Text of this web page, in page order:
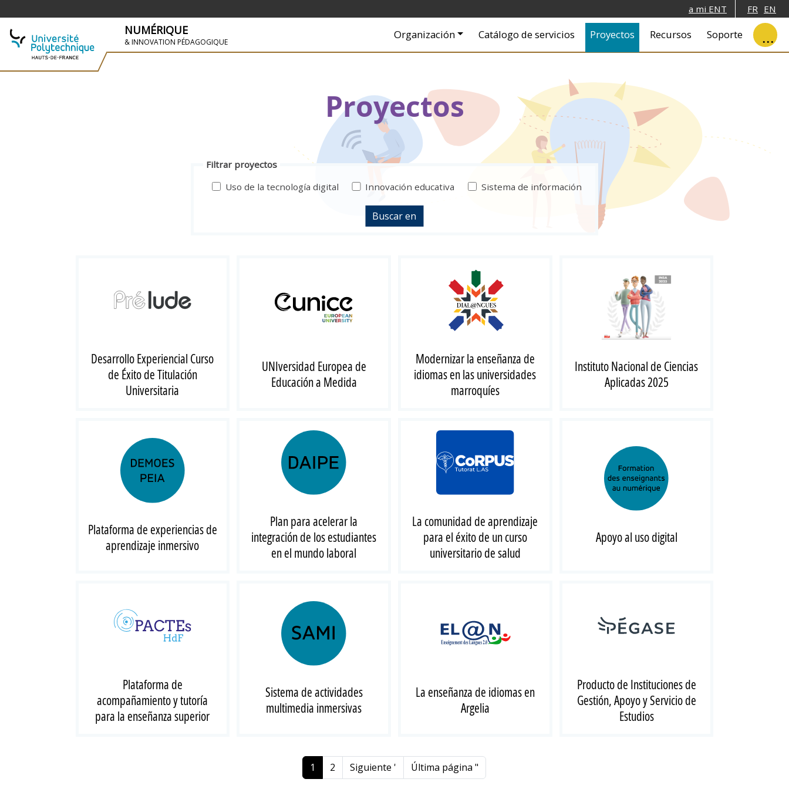
SKIP TO NAVIGATION
PASAR AL CONTENIDO PRINCIPAL
a mi ENT FR EN
NUMÉRIQUE
& INNOVATION PÉDAGOGIQUE
Navigation principale
Organización Catálogo de servicios Proyectos Recursos Soporte
Proyectos
Filtrar proyectos
Uso de la tecnología digital
Innovación educativa Sistema de información
Desarrollo Experiencial Curso
de Éxito de Titulación
Universitaria
UNIversidad Europea de
Educación a Medida
Modernizar la enseñanza de
idiomas en las universidades
marroquíes
Instituto Nacional de Ciencias
Aplicadas 2025
Plataforma de experiencias de
aprendizaje inmersivo
Plan para acelerar la
integración de los estudiantes
en el mundo laboral
La comunidad de aprendizaje
para el éxito de un curso
universitario de salud
Apoyo al uso digital
Plataforma de
acompañamiento y tutoría
para la enseñanza superior
Sistema de actividades
multimedia inmersivas
La enseñanza de idiomas en
Argelia
Producto de Instituciones de
Gestión, Apoyo y Servicio de
Estudios
Página actual
1 Página
2 Siguiente página
Siguiente ' Última página
Última página "